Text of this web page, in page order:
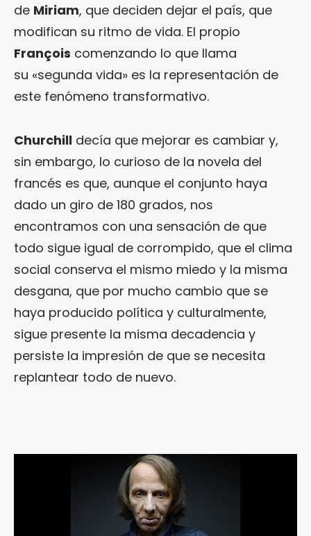
de Miriam, que deciden dejar el país, que
modifican su ritmo de vida. El propio
François comenzando lo que llama
su «segunda vida» es la representación de
este fenómeno transformativo.
Churchill decía que mejorar es cambiar y,
sin embargo, lo curioso de la novela del
francés es que, aunque el conjunto haya
dado un giro de 180 grados, nos
encontramos con una sensación de que
todo sigue igual de corrompido, que el clima
social conserva el mismo miedo y la misma
desgana, que por mucho cambio que se
haya producido política y culturalmente,
sigue presente la misma decadencia y
persiste la impresión de que se necesita
replantear todo de nuevo.